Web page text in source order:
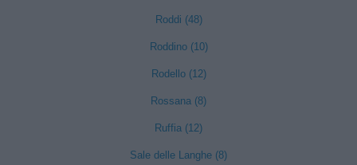
Roddi (48)
Roddino (10)
Rodello (12)
Rossana (8)
Ruffia (12)
Sale delle Langhe (8)